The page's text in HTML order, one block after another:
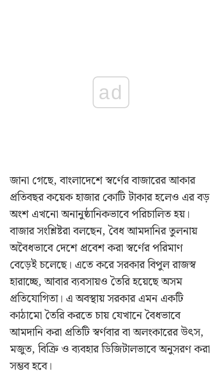
ad
জানা গেছে, বাংলাদেশে স্বর্ণের বাজারের আকার
প্রতিবছর কয়েক হাজার কোটি টাকার হলেও এর বড়
অংশ এখনো অনানুষ্ঠানিকভাবে পরিচালিত হয়।
বাজার সংশ্লিষ্টরা বলছেন, বৈধ আমদানির তুলনায়
অবৈধভাবে দেশে প্রবেশ করা স্বর্ণের পরিমাণ
বেড়েই চলেছে। এতে করে সরকার বিপুল রাজস্ব
হারাচ্ছে, আবার ব্যবসায়ও তৈরি হয়েছে অসম
প্রতিযোগিতা। এ অবস্থায় সরকার এমন একটি
কাঠামো তৈরি করতে চায় যেখানে বৈধভাবে
আমদানি করা প্রতিটি স্বর্ণবার বা অলংকারের উৎস,
মজুত, বিক্রি ও ব্যবহার ডিজিটালভাবে অনুসরণ করা
সম্ভব হবে।